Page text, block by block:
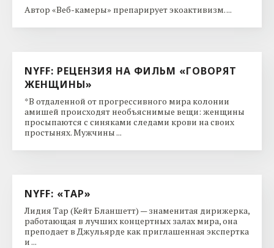
Автор «Веб-камеры» препарирует экоактивизм. ...
NYFF: РЕЦЕНЗИЯ НА ФИЛЬМ «ГОВОРЯТ
ЖЕНЩИНЫ»
*В отдаленной от прогрессивного мира колонии
амишей происходят необъяснимые вещи: женщины
просыпаются с синяками следами крови на своих
простынях. Мужчины ...
NYFF: «ТАР»
Лидия Тар (Кейт Бланшетт) — знаменитая дирижерка,
работающая в лучших концертных залах мира, она
преподает в Джульярде как приглашенная экспертка
и ...